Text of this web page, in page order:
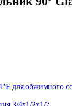
для обжимного